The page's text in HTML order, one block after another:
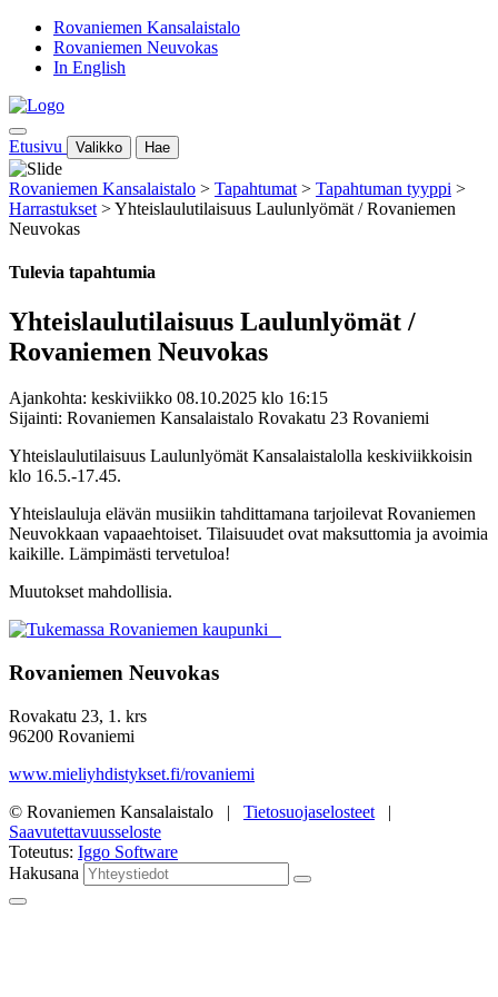
Rovaniemen Kansalaistalo
Rovaniemen Neuvokas
In English
Etusivu Valikko Hae
Rovaniemen Kansalaistalo > Tapahtumat > Tapahtuman tyyppi >
Harrastukset >Yhteislaulutilaisuus Laulunlyömät / Rovaniemen
Neuvokas
Tulevia tapahtumia
Yhteislaulutilaisuus Laulunlyömät /
Rovaniemen Neuvokas
Ajankohta: keskiviikko 08.10.2025 klo 16:15
Sijainti: Rovaniemen Kansalaistalo Rovakatu 23 Rovaniemi
Yhteislaulutilaisuus Laulunlyömät Kansalaistalolla keskiviikkoisin
klo 16.5.-17.45.
Yhteislauluja elävän musiikin tahdittamana tarjoilevat Rovaniemen
Neuvokkaan vapaaehtoiset. Tilaisuudet ovat maksuttomia ja avoimia
kaikille. Lämpimästi tervetuloa!
Muutokset mahdollisia.
Rovaniemen Neuvokas
Rovakatu 23, 1. krs
96200 Rovaniemi
www.mieliyhdistykset.fi/rovaniemi
© Rovaniemen Kansalaistalo | Tietosuojaselosteet |
Saavutettavuusseloste
Toteutus: Iggo Software
Hakusana